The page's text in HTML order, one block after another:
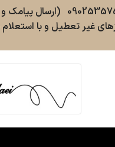
غیر تعطیل و با